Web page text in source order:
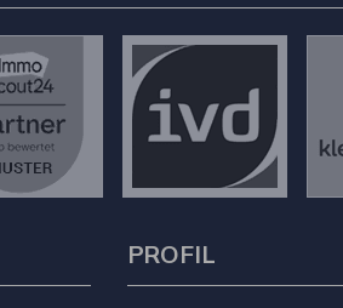
PROFIL